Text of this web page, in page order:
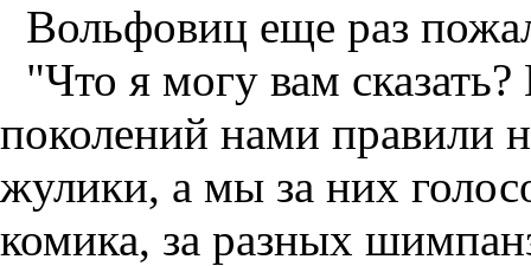
Вольфовиц еще раз
"Что я могу вам
поколений нами правили
жулики, а мы за них
комика, за разных